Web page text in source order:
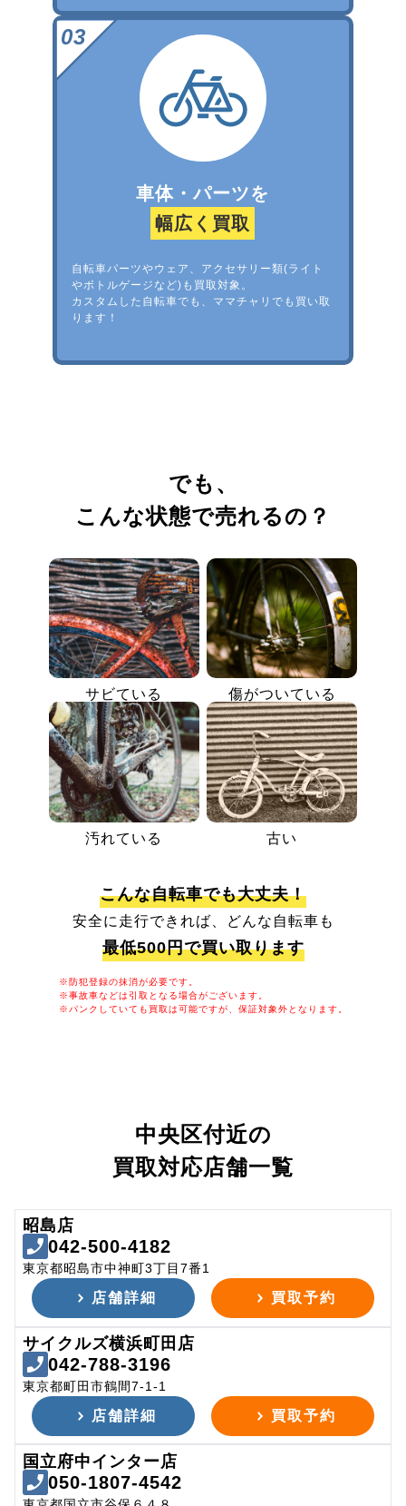
車体・パーツを
幅広く買取
自転車パーツやウェア、アクセサリー類(ライト
やボトルゲージなど)も買取対象。
カスタムした自転車でも、ママチャリでも買い取
ります！
でも、
こんな状態で売れるの？
サビている 傷がついている
汚れている 古い
こんな自転車でも大丈夫！
安全に走行できれば、どんな自転車も
最低500円で買い取ります
※防犯登録の抹消が必要です。
※事故車などは引取となる場合がございます。
※パンクしていても買取は可能ですが、保証対象外となります。
中央区付近の
買取対応店舗一覧
昭島店
042-500-4182
東京都昭島市中神町3丁目7番1
店舗詳細 買取予約
サイクルズ横浜町田店
042-788-3196
東京都町田市鶴間7-1-1
店舗詳細 買取予約
国立府中インター店
050-1807-4542